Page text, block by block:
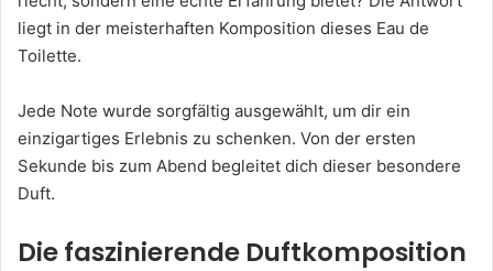
liegt in der meisterhaften Komposition dieses Eau de
Toilette.
Jede Note wurde sorgfältig ausgewählt, um dir ein
einzigartiges Erlebnis zu schenken. Von der ersten
Sekunde bis zum Abend begleitet dich dieser besondere
Duft.
Die faszinierende Duftkomposition